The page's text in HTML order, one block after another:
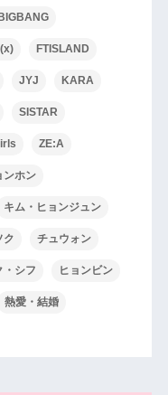
BIGBANG
FTISLAND
JYJ KARA
SISTAR
ZE:A
ンホン
キム・ヒョンジュン
ク チュウォン
・シフ ヒョンビン
熱愛・結婚